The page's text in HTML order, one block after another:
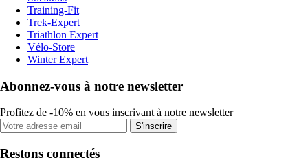
Training-Fit
Trek-Expert
Triathlon Expert
Vélo-Store
Winter Expert
Abonnez-vous à notre newsletter
Profitez de -10% en vous inscrivant à notre newsletter
S'inscrire
Restons connectés